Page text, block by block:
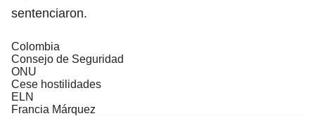
sentenciaron.
Colombia
Consejo de Seguridad
ONU
Cese hostilidades
ELN
Francia Márquez